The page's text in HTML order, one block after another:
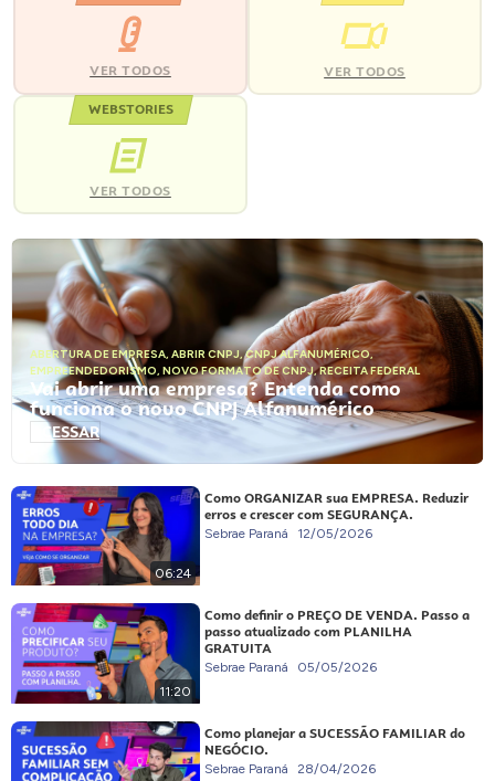
VER TODOS VER TODOS
WEBSTORIES
VER TODOS
ABERTURA DE EMPRESA, ABRIR CNPJ,CNPJ ALFANUMÉRICO,
EMPREENDEDORISMO, NOVO FORMATO DE CNPJ,RECEITA FEDERAL
Vai abrir uma empresa? Entenda como
funciona o novo CNPJ Alfanumérico
ACESSAR
06:24
Como ORGANIZAR sua EMPRESA. Reduzir
erros e crescer com SEGURANÇA.
Sebrae Paraná 12/05/2026
11:20
Como definir o PREÇO DE VENDA. Passo a
passo atualizado com PLANILHA
GRATUITA
Sebrae Paraná 05/05/2026
Como planejar a SUCESSÃO FAMILIAR do
NEGÓCIO.
Sebrae Paraná 28/04/2026